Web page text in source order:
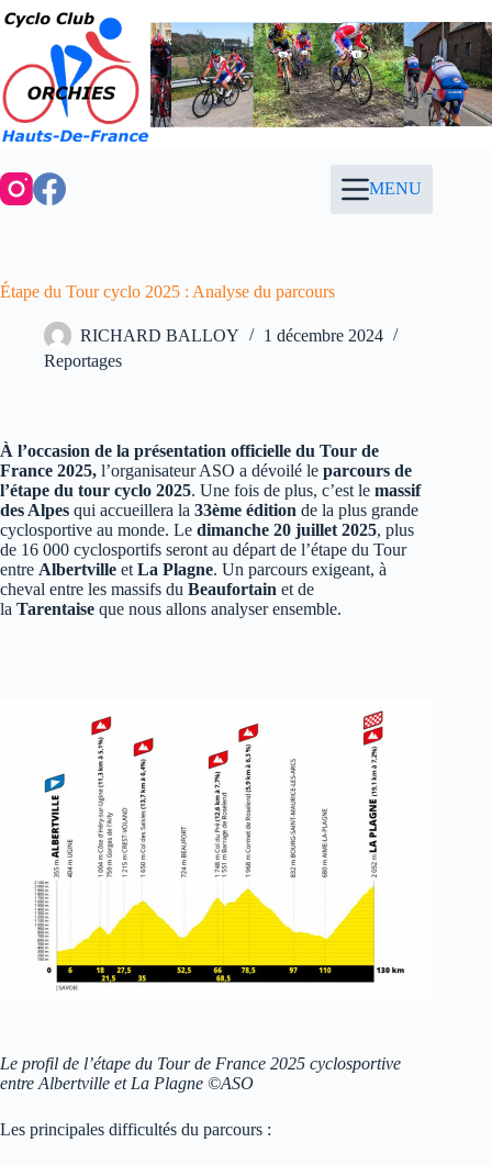
Passer
au
contenu
MENU
Étape du Tour cyclo 2025 : Analyse du parcours
RICHARD BALLOY
1 décembre 2024
Reportages
À l’occasion de la présentation officielle du Tour de
France 2025, l’organisateur ASO a dévoilé le parcours de
l’étape du tour cyclo 2025. Une fois de plus, c’est le massif
des Alpes qui accueillera la 33ème édition de la plus grande
cyclosportive au monde. Le dimanche 20 juillet 2025, plus
de 16 000 cyclosportifs seront au départ de l’étape du Tour
entre Albertville et La Plagne. Un parcours exigeant, à
cheval entre les massifs du Beaufortain et de
la Tarentaise que nous allons analyser ensemble.
Le profil de l’étape du Tour de France 2025 cyclosportive
entre Albertville et La Plagne ©ASO
Les principales difficultés du parcours :